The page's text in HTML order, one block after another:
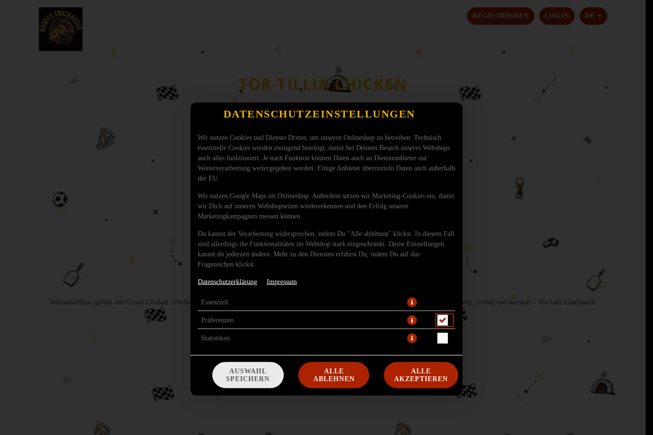
REGISTRIEREN LOGIN DE
SPRACHE
TOR-TILLIA CHICKEN
Weizentortillas, gefüllt mit Crispy Chicken, frischem Spinat, Röstzwiebeln und Honig-Senf-Soße. Mit unserem Käsemix goldbraun überbacken.Knusprig, cremig und herzhaft – Tor-taler Geschmack
DATENSCHUTZEINSTELLUNGEN
Wir nutzen Cookies und Dienste Dritter, um unseren Onlineshop zu betreiben. Technisch
essenzielle Cookies werden zwingend benötigt, damit bei Deinem Besuch unseres Webshops
auch alles funktioniert. Je nach Funktion können Daten auch an Diensteanbieter zur
Weiterverarbeitung weitergegeben werden. Einige Anbieter übermitteln Daten auch außerhalb
der EU.
Wir nutzen Google Maps im Onlineshop. Außerdem setzen wir Marketing-Cookies ein, damit
wir Dich auf unseren Webshopseiten wiedererkennen und den Erfolg unserer
Marketingkampagnen messen können.
Du kannst der Verarbeitung widersprechen, indem Du "Alle ablehnen" klickst. In diesem Fall
sind allerdings die Funktionalitäten im Webshop stark eingeschränkt. Deine Einstellungen
kannst du jederzeit ändern. Mehr zu den Diensten erfährst Du, indem Du auf das
Fragezeichen klickst.
Datenschutzerklärung Impressum
Essenziell
Präferenzen
Statistiken
AUSWAHL
SPEICHERN
ALLE
ABLEHNEN
ALLE
AKZEPTIEREN